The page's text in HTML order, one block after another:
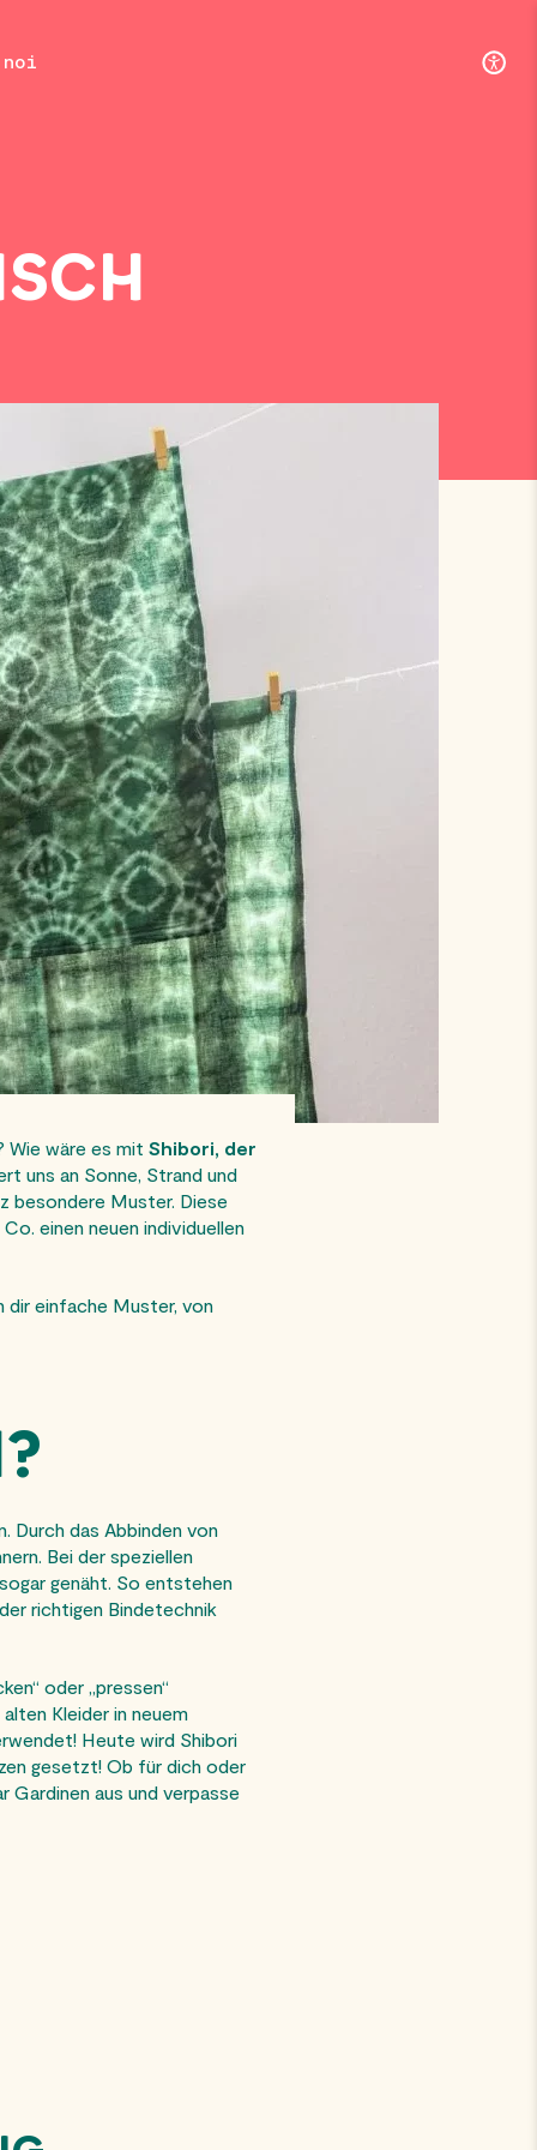
Wie wäre es mit Shibori, der
uns an Sonne, Strand und
besondere Muster. Diese
einen neuen individuellen
dir einfache Muster, von
Durch das Abbinden von
Bei der speziellen
genäht. So entstehen
richtigen Bindetechnik
oder „pressen“
Kleider in neuem
Heute wird Shibori
gesetzt! Ob für dich oder
aus und verpasse